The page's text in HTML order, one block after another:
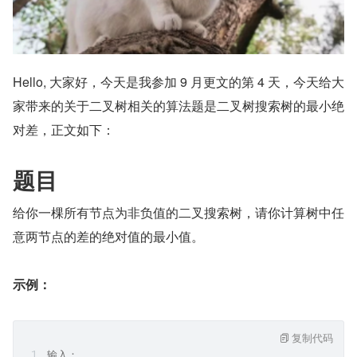
Hello, 大家好，今天是我参加 9 月更文的第 4 天，今天给大
家带来的关于二叉树相关的算法题是二叉树搜索树的最小绝
对差，正文如下：
题目
给你一棵所有节点为非负值的二叉搜索树，请你计算树中任
意两节点的差的绝对值的最小值。
示例：
复制代码